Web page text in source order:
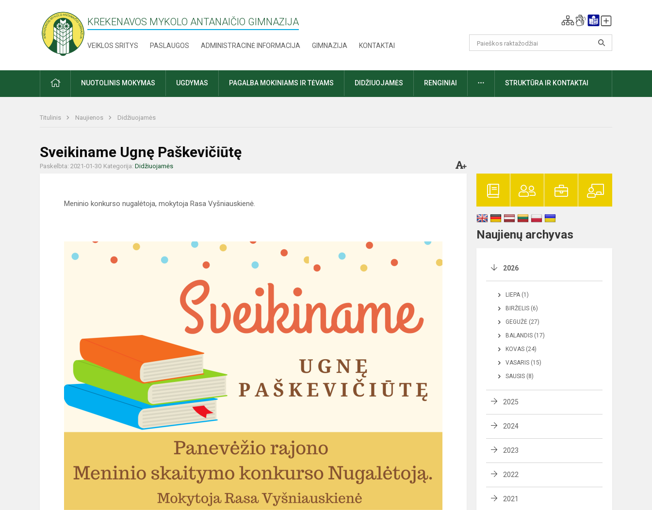
KREKENAVOS MYKOLO ANTANAIČIO GIMNAZIJA
VEIKLOS SRITYS PASLAUGOS ADMINISTRACINĖ INFORMACIJA GIMNAZIJA KONTAKTAI
PRADŽIANUOTOLINIS MOKYMAS UGDYMAS PAGALBA MOKINIAMS IR TĖVAMS DIDŽIUOJAMĖS RENGINIAI DAUGIAUSTRUKTŪRA IR KONTAKTAI
Titulinis Naujienos Didžiuojamės
Sveikiname Ugnę Paškevičiūtę
Paskelbta: 2021-01-30 Kategorija: Didžiuojamės
Meninio konkurso nugalėtoja, mokytoja Rasa Vyšniauskienė.
Naujienų archyvas
2026
LIEPA (1)
BIRŽELIS (6)
GEGUŽĖ (27)
BALANDIS (17)
KOVAS (24)
VASARIS (15)
SAUSIS (8)
2025
2024
2023
2022
2021